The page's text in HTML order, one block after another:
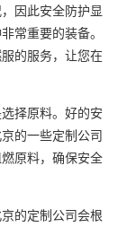
因此安全防护显
常重要的装备。
的服务，让您在
择原料。好的安
的一些定制公司
原料，确保安全
的定制公司会根